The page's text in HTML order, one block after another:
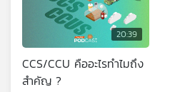
20:39
CCS/CCU คืออะไรทำไมถึง
สำคัญ ?